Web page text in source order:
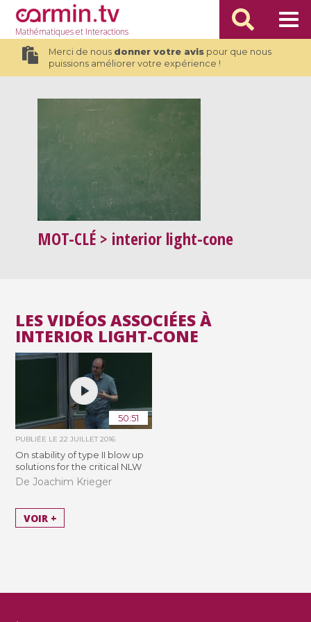
Mathématiqueset Interactions
Merci de nous donner votre avispour que nous
puissions améliorer votre expérience !
MOT-CLÉ > interior light-cone
LES VIDÉOS ASSOCIÉES À
INTERIOR LIGHT-CONE
50:51
PUBLIÉE LE22 JUILLET 2016
On stability of type II blow up
solutions for the critical NLW
De Joachim Krieger
VOIR +